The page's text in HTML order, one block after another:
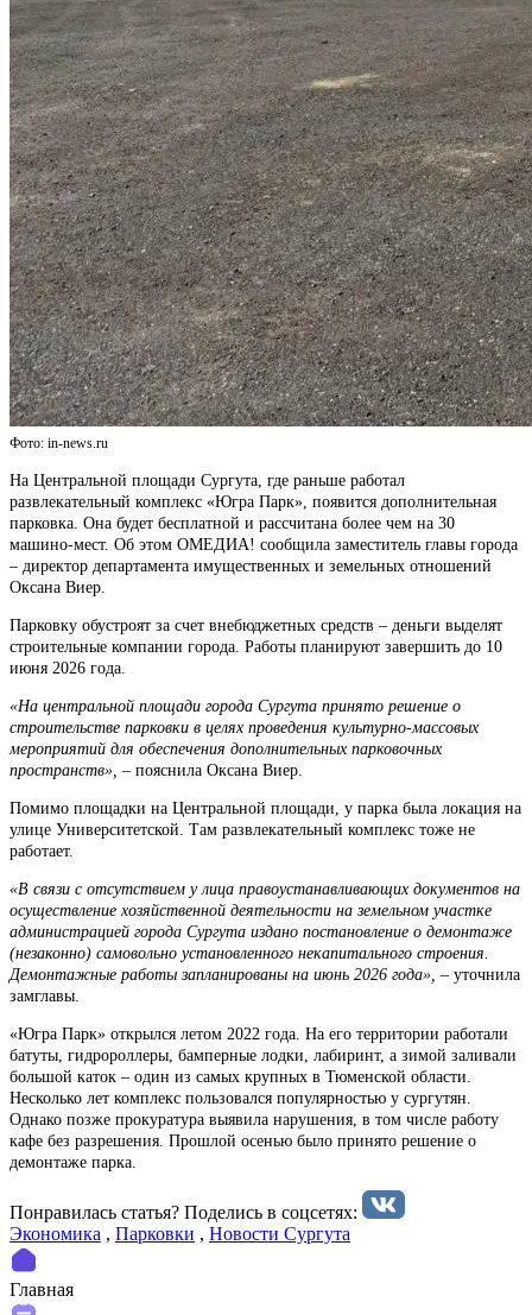
Фото: in-news.ru
На Центральной площади Сургута, где раньше работал
развлекательный комплекс «Югра Парк», появится дополнительная
парковка. Она будет бесплатной и рассчитана более чем на 30
машино-мест. Об этом ОМЕДИА! сообщила заместитель главы города
– директор департамента имущественных и земельных отношений
Оксана Виер.
Парковку обустроят за счет внебюджетных средств – деньги выделят
строительные компании города. Работы планируют завершить до 10
июня 2026 года.
«На центральной площади города Сургута принято решение о
строительстве парковки в целях проведения культурно-массовых
мероприятий для обеспечения дополнительных парковочных
пространств», – пояснила Оксана Виер.
Помимо площадки на Центральной площади, у парка была локация на
улице Университетской. Там развлекательный комплекс тоже не
работает.
«В связи с отсутствием у лица правоустанавливающих документов на
осуществление хозяйственной деятельности на земельном участке
администрацией города Сургута издано постановление о демонтаже
(незаконно) самовольно установленного некапитального строения.
Демонтажные работы запланированы на июнь 2026 года», – уточнила
замглавы.
«Югра Парк» открылся летом 2022 года. На его территории работали
батуты, гидророллеры, бамперные лодки, лабиринт, а зимой заливали
большой каток – один из самых крупных в Тюменской области.
Несколько лет комплекс пользовался популярностью у сургутян.
Однако позже прокуратура выявила нарушения, в том числе работу
кафе без разрешения. Прошлой осенью было принято решение о
демонтаже парка.
Понравилась статья? Поделиcь в соцсетях:
Экономика , Парковки , Новости Сургута
Главная